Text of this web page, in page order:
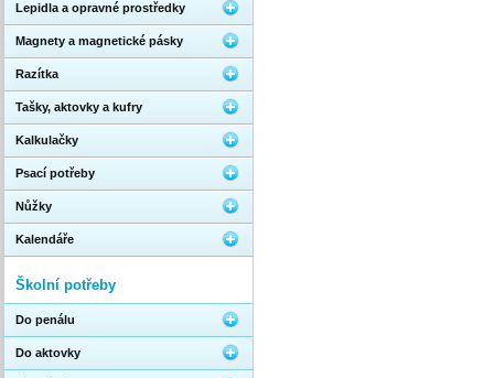
Lepidla a opravné prostředky
Magnety a magnetické pásky
Razítka
Tašky, aktovky a kufry
Kalkulačky
Psací potřeby
Nůžky
Kalendáře
Školní potřeby
Do penálu
Do aktovky